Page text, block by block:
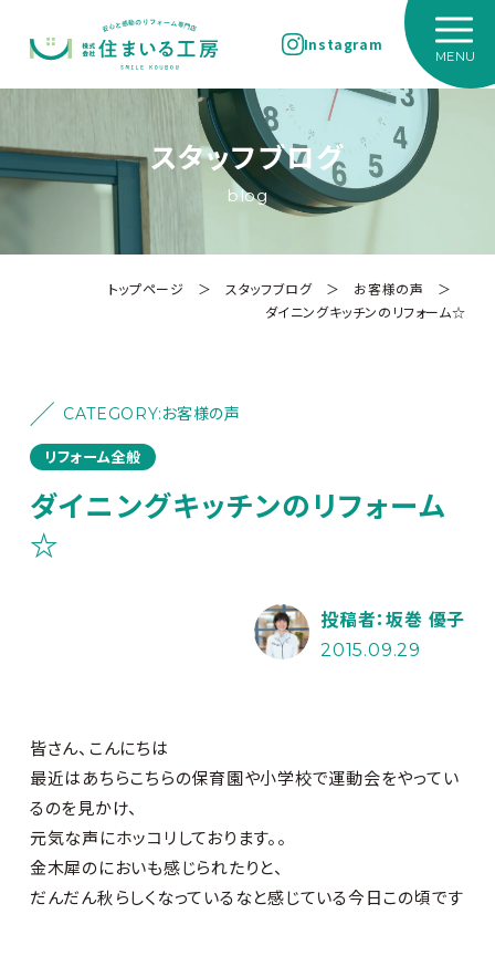
Instagram
スタッフブログ
blog
トップページ ＞ スタッフブログ＞ お客様の声 ＞
ダイニングキッチンのリフォーム☆
CATEGORY:お客様の声
リフォーム全般
ダイニングキッチンのリフォーム
☆
投稿者：坂巻 優子
2015.09.29
皆さん、こんにちは
最近はあちらこちらの保育園や小学校で運動会をやってい
るのを見かけ、
元気な声にホッコリしております。。
金木犀のにおいも感じられたりと、
だんだん秋らしくなっているなと感じている今日この頃です